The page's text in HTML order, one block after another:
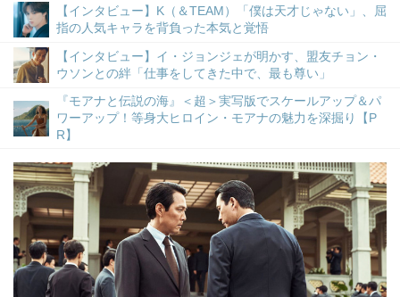
【インタビュー】K（＆TEAM）「僕は天才じゃない」、屈
指の人気キャラを背負った本気と覚悟
【インタビュー】イ・ジョンジェが明かす、盟友チョン・
ウソンとの絆「仕事をしてきた中で、最も尊い」
『モアナと伝説の海』＜超＞実写版でスケールアップ＆パ
ワーアップ！等身大ヒロイン・モアナの魅力を深掘り【P
R】